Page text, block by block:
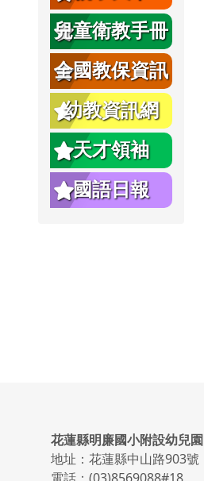
兒童衛教手冊
全國教保資訊
網
幼教資訊網
天才領袖
國語日報
頁尾區域內容
花蓮縣明廉國小附設幼兒園
地址：花蓮縣中山路903號